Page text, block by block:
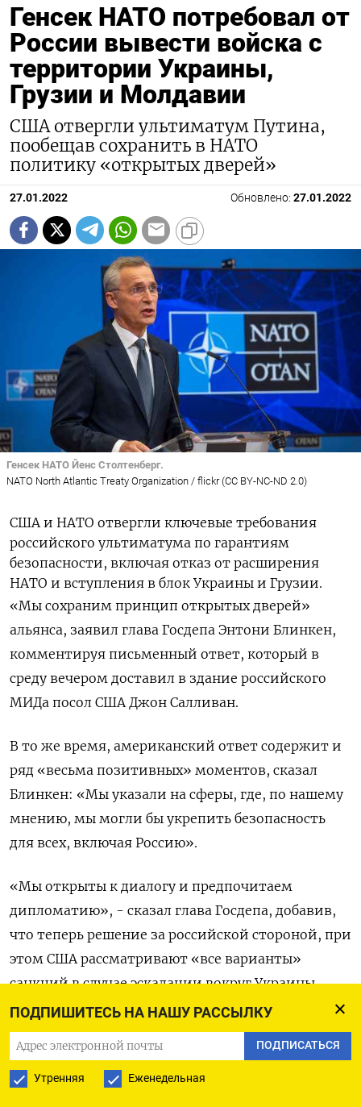
ПОДПИШИТЕСЬ НА НАШУ РАССЫЛКУ
ПОДПИСАТЬСЯ
Утренняя Еженедельная
Генсек НАТО потребовал от
России вывести войска с
территории Украины,
Грузии и Молдавии
США отвергли ультиматум Путина,
пообещав сохранить в НАТО
политику «открытых дверей»
27.01.2022 Обновлено: 27.01.2022
Генсек НАТО Йенс Столтенберг.
NATO North Atlantic Treaty Organization / flickr (CC BY-NC-ND 2.0)
США и НАТО отвергли ключевые требования
российского ультиматума по гарантиям
безопаcности, включая отказ от расширения
НАТО и вступления в блок Украины и Грузии.
«Мы сохраним принцип открытых дверей»
альянса, заявил глава Госдепа Энтони Блинкен,
комментируя письменный ответ, который в
среду вечером доставил в здание российского
МИДа посол США Джон Салливан.
В то же время, американский ответ содержит и
ряд «весьма позитивных» моментов, сказал
Блинкен: «Мы указали на сферы, где, по нашему
мнению, мы могли бы укрепить безопасность
для всех, включая Россию».
«Мы открыты к диалогу и предпочитаем
дипломатию», - сказал глава Госдепа, добавив,
что теперь решение за российской стороной, при
этом США рассматривают «все варианты»
санкций в случае эскалации вокруг Украины.
пресс-конференцию вскоре после Блинкена,
подтвердил: блок не откажется от принципа